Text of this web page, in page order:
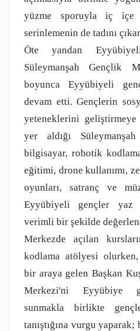
yüzme sporuyla iç içe
serinlemenin de tadını
Öte yandan
Süleymanşah Gençlik
boyunca Eyyübiyeli
devam etti. Gençlerin
yeteneklerini
yer aldığı
bilgisayar, robotik
eğitimi, drone kullanımı,
oyunları, satranç ve
Eyyübiyeli gençler yaz
verimli bir şekilde
Merkezde açılan
kodlama atölyesi
bir araya gelen Başkan
Merkezi'ni Eyyübiye
sunmakla birlikte
tanıştığına vurgu